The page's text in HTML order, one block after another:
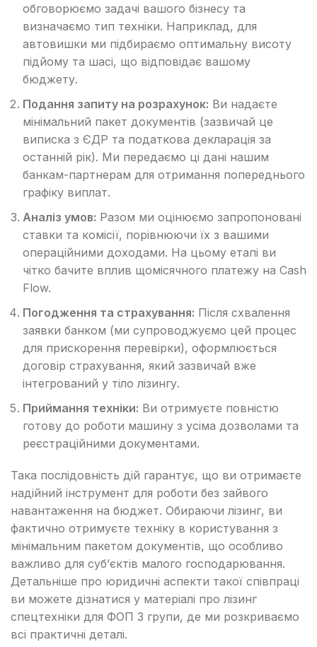
обговорюємо задачі вашого бізнесу та
визначаємо тип техніки. Наприклад, для
автовишки ми підбираємо оптимальну висоту
підйому та шасі, що відповідає вашому
бюджету.
Подання запиту на розрахунок: Ви надаєте
мінімальний пакет документів (зазвичай це
виписка з ЄДР та податкова декларація за
останній рік). Ми передаємо ці дані нашим
банкам-партнерам для отримання попереднього
графіку виплат.
Аналіз умов: Разом ми оцінюємо запропоновані
ставки та комісії, порівнюючи їх з вашими
операційними доходами. На цьому етапі ви
чітко бачите вплив щомісячного платежу на Cash
Flow.
Погодження та страхування: Після схвалення
заявки банком (ми супроводжуємо цей процес
для прискорення перевірки), оформлюється
договір страхування, який зазвичай вже
інтегрований у тіло лізингу.
Приймання техніки: Ви отримуєте повністю
готову до роботи машину з усіма дозволами та
реєстраційними документами.
Така послідовність дій гарантує, що ви отримаєте
надійний інструмент для роботи без зайвого
навантаження на бюджет. Обираючи лізинг, ви
фактично отримуєте техніку в користування з
мінімальним пакетом документів, що особливо
важливо для суб’єктів малого господарювання.
Детальніше про юридичні аспекти такої співпраці
ви можете дізнатися у матеріалі про лізинг
спецтехніки для ФОП 3 групи, де ми розкриваємо
всі практичні деталі.